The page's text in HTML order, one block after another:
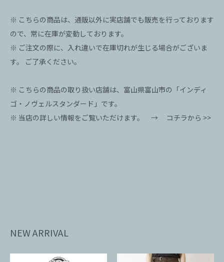
※ こちらの商品は、通販以外に実店舗でも販売を行っております
ので、常に在庫が変動しております。
※ ご注文の際に、入れ違いで在庫切れが生じる場合がございま
す。 ご了承ください。
※ こちらの商品の取り扱い店舗は、富山県富山市の「インディ
ゴ・ノヴェルスタンダード」です。
※ 当店の詳しい情報をご覧いただけます。 → コチラから >>
NEW ARRIVAL